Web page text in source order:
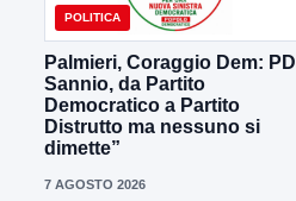
POLITICA
Palmieri, Coraggio Dem: PD
Sannio, da Partito
Democratico a Partito
Distrutto ma nessuno si
dimette”
7 AGOSTO 2026